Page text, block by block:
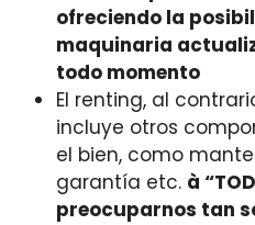
ofreciendo la
maquinaria
todo momento
El renting, al
incluye otros
el bien, como
garantía etc. à
preocuparnos tan